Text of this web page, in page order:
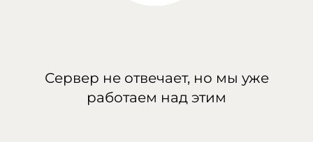
Сервер не отвечает, но мы уже
работаем над этим